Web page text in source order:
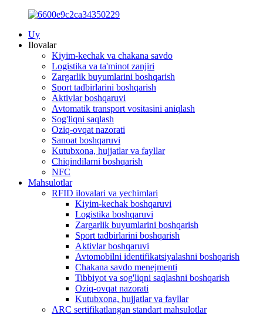
Uy
Ilovalar
Kiyim-kechak va chakana savdo
Logistika va ta'minot zanjiri
Zargarlik buyumlarini boshqarish
Sport tadbirlarini boshqarish
Aktivlar boshqaruvi
Avtomatik transport vositasini aniqlash
Sog'liqni saqlash
Oziq-ovqat nazorati
Sanoat boshqaruvi
Kutubxona, hujjatlar va fayllar
Chiqindilarni boshqarish
NFC
Mahsulotlar
RFID ilovalari va yechimlari
Kiyim-kechak boshqaruvi
Logistika boshqaruvi
Zargarlik buyumlarini boshqarish
Sport tadbirlarini boshqarish
Aktivlar boshqaruvi
Avtomobilni identifikatsiyalashni boshqarish
Chakana savdo menejmenti
Tibbiyot va sog'liqni saqlashni boshqarish
Oziq-ovqat nazorati
Kutubxona, hujjatlar va fayllar
ARC sertifikatlangan standart mahsulotlar